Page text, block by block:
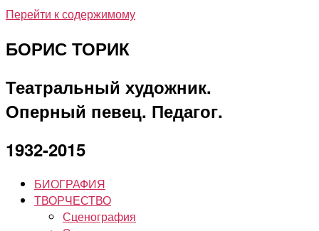
Перейти к содержимому
БОРИС ТОРИК
Театральный художник.
Оперный певец. Педагог.
1932-2015
БИОГРАФИЯ
ТВОРЧЕСТВО
Сценография